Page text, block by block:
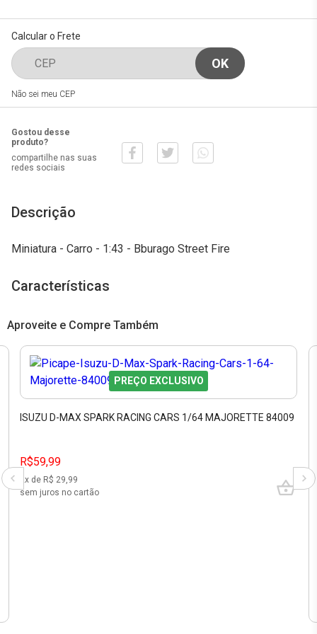
Calcular o Frete
Não sei meu CEP
Gostou desse
produto?
compartilhe nas suas
redes sociais
Descrição
Miniatura - Carro - 1:43 - Bburago Street Fire
Características
Aproveite e Compre Também
PREÇO EXCLUSIVO
ISUZU D-MAX SPARK RACING CARS 1/64 MAJORETTE 84009
R$59,99
2x de R$ 29,99
sem juros no cartão